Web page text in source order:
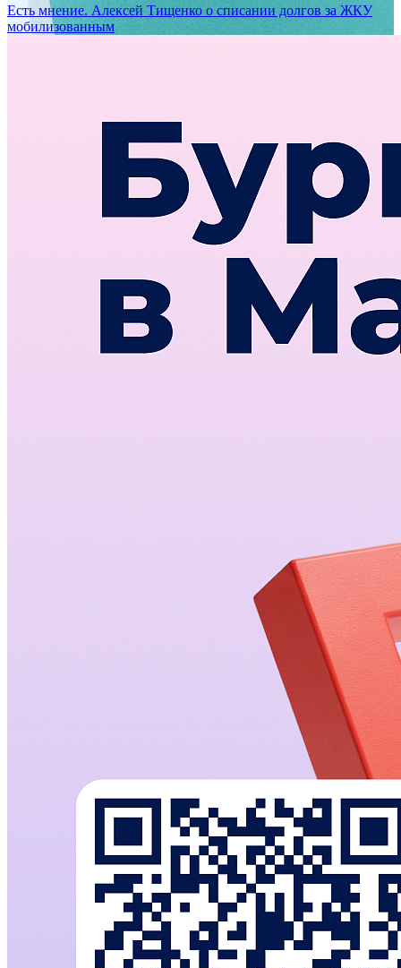
Есть мнение. Алексей Тищенко о списании долгов за ЖКУ
мобилизованным